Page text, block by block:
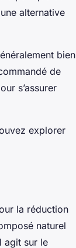
alternative
bien
de
s’assurer
explorer
la réduction
naturel
agit sur le